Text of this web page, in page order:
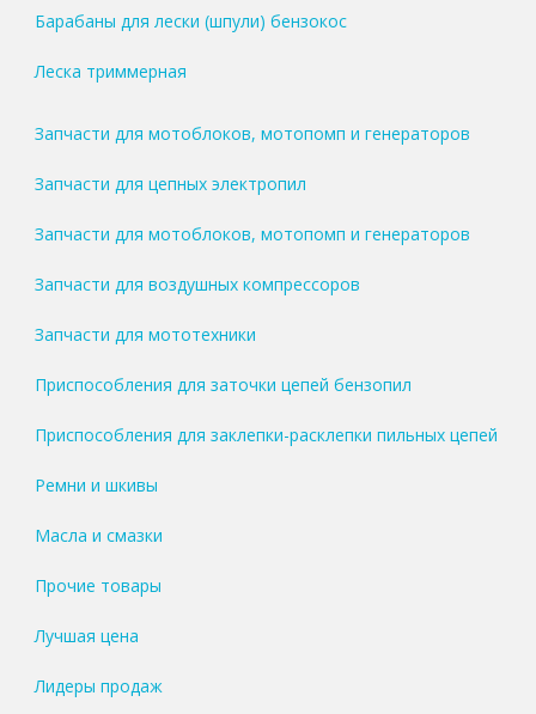
Барабаны для лески (шпули) бензокос
Леска триммерная
Запчасти для мотоблоков, мотопомп и генераторов
Запчасти для цепных электропил
Запчасти для мотоблоков, мотопомп и генераторов
Запчасти для воздушных компрессоров
Запчасти для мототехники
Приспособления для заточки цепей бензопил
Приспособления для заклепки-расклепки пильных цепей
Ремни и шкивы
Масла и смазки
Прочие товары
Лучшая цена
Лидеры продаж